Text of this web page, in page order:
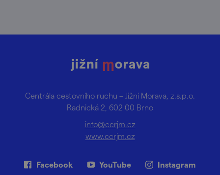
Centrála cestovního ruchu – Jižní Morava, z.s.p.o.
Radnická 2, 602 00 Brno
info@ccrjm.cz
www.ccrjm.cz
Facebook YouTube Instagram